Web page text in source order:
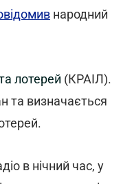
народний
лотерей (КРАІЛ).
та визначається
в нічний час, у